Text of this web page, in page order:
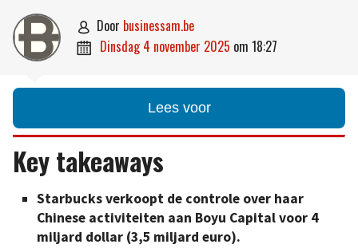
 door businessam.be
 dinsdag 4 november 2025 om 18:27
Lees voor
Key takeaways
Starbucks verkoopt de controle over haar
Chinese activiteiten aan Boyu Capital voor 4
miljard dollar (3,5 miljard euro).